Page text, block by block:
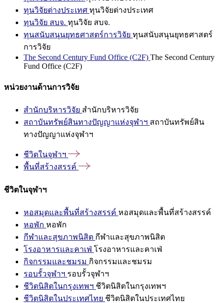
ทุนวิจัยต่างประเทศ ทุนวิจัยต่างประเทศ
ทุนวิจัย สบจ. ทุนวิจัย สบจ.
ทุนสนับสนุนยุทธศาสตร์การวิจัย ทุนสนับสนุนยุทธศาสตร์
การวิจัย
The Second Century Fund Office (C2F) The Second Century
Fund Office (C2F)
หน่วยงานด้านการวิจัย
สำนักบริหารวิจัย สำนักบริหารวิจัย
สถาบันทรัพย์สินทางปัญญาแห่งจุฬาฯ สถาบันทรัพย์สิน
ทางปัญญาแห่งจุฬาฯ
ชีวิตในจุฬาฯ
พื้นที่สร้างสรรค์
ชีวิตในจุฬาฯ
หอสมุดและพื้นที่สร้างสรรค์ หอสมุดและพื้นที่สร้างสรรค์
หอพัก หอพัก
กีฬาและสุขภาพนิสิต กีฬาและสุขภาพนิสิต
โรงอาหารและคาเฟ่ โรงอาหารและคาเฟ่
กิจกรรมและชมรม กิจกรรมและชมรม
รอบรั้วจุฬาฯ รอบรั้วจุฬาฯ
ชีวิตนิสิตในกรุงเทพฯ ชีวิตนิสิตในกรุงเทพฯ
ชีวิตนิสิตในประเทศไทย ชีวิตนิสิตในประเทศไทย